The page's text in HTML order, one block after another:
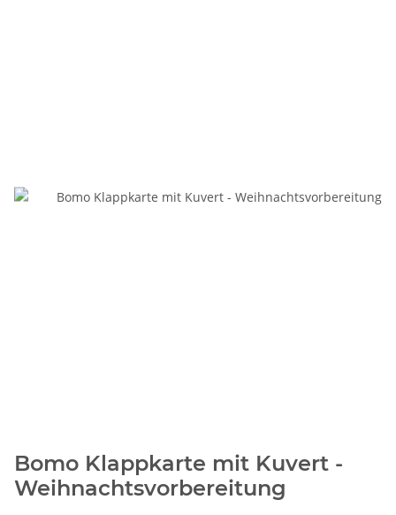
Bomo Klappkarte mit Kuvert -
Weihnachtsvorbereitung